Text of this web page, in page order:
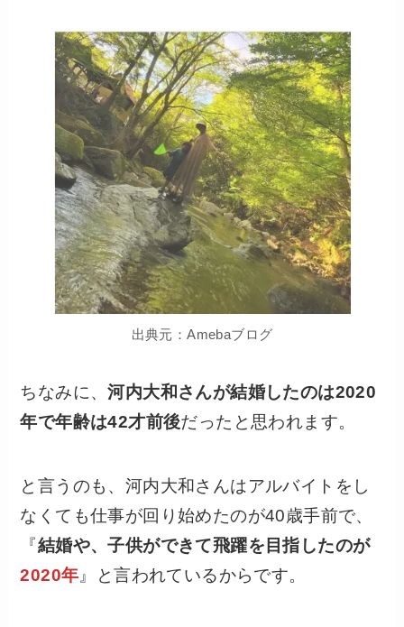
出典元：Amebaブログ
ちなみに、河内大和さんが結婚したのは2020
年で年齢は42才前後だったと思われます。
と言うのも、河内大和さんはアルバイトをし
なくても仕事が回り始めたのが40歳手前で、
『結婚や、子供ができて飛躍を目指したのが
2020年 』と言われているからです。